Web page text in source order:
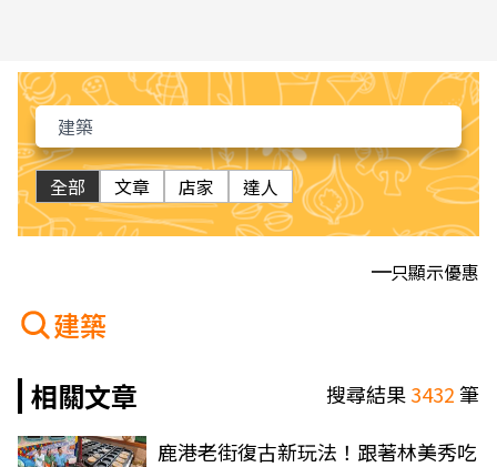
全部 文章 店家 達人
只顯示優惠
建築
相關文章
搜尋結果3432筆
鹿港老街復古新玩法！跟著林美秀吃